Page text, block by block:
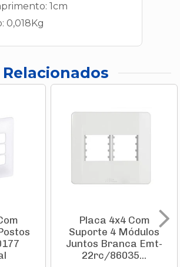
1cm
0,018Kg
Placa 4x4 Com
Suporte 4 Módulos
Juntos Branca Emt-
22rc/86035...